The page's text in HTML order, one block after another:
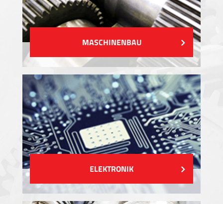
MASCHINENBAU
ELEKTRONIK